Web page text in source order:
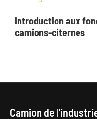
Introduction aux
camions-citernes
Camion de